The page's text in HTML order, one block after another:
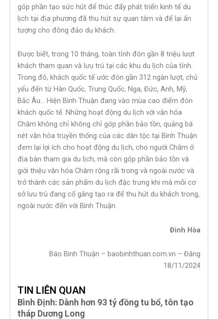
góp phần tạo sức hút để thúc đẩy phát triển kinh tế du
lịch tại địa phương đã thu hút sự quan tâm và để lại ấn
tượng cho đông đảo du khách.
Được biết, trong 10 tháng, toàn tỉnh đón gần 8 triệu lượt
khách tham quan và lưu trú tại các khu du lịch của tỉnh.
Trong đó, khách quốc tế ước đón gần 312 ngàn lượt, chủ
yếu đến từ Hàn Quốc, Trung Quốc, Nga, Đức, Anh, Mỹ,
Bắc Âu… Hiện Bình Thuận đang vào mùa cao điểm đón
khách quốc tế. Những hoạt động du lịch với văn hóa
Chăm không chỉ không chỉ góp phần bảo tồn, quảng bá
nét văn hóa truyền thống của các dân tộc tại Bình Thuận
đem lại lợi ích cho hoạt động du lịch, cho người Chăm ở
địa bàn tham gia du lịch, mà còn góp phần bảo tồn và
giới thiệu văn hóa Chăm rộng rãi trong và ngoài nước và
trở thành các sản phẩm du lịch đặc trưng khi mà mỗi cơ
sở lưu trú đang cố gắng tạo ra để thu hút du khách trong,
ngoài nước đến với Bình Thuận.
Đình Hòa
Báo Bình Thuận – baobinhthuan.com.vn – Đăng
18/11/2024
TIN LIÊN QUAN
Bình Định: Dành hơn 93 tỷ đồng tu bổ, tôn tạo
tháp Dương Long